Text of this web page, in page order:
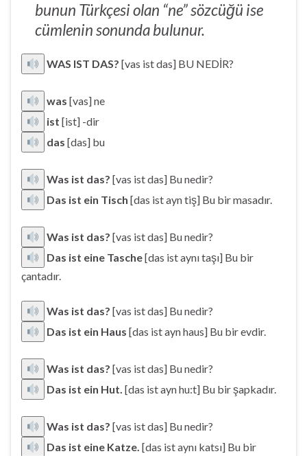
bunun Türkçesi olan “ne” sözcüğü ise
cümlenin sonunda bulunur.
WAS IST DAS? [vas ist das] BU NEDİR?
was [vas] ne
ist [ist] -dir
das [das] bu
Was ist das? [vas ist das] Bu nedir?
Das ist ein Tisch [das ist ayn tiş] Bu bir masadır.
Was ist das? [vas ist das] Bu nedir?
Das ist eine Tasche[das ist aynı taşı] Bu bir
çantadır.
Was ist das? [vas ist das] Bu nedir?
Das ist ein Haus [das ist ayn haus] Bu bir evdir.
Was ist das? [vas ist das] Bu nedir?
Das ist ein Hut. [das ist ayn hu:t] Bu bir şapkadır.
Was ist das? [vas ist das] Bu nedir?
Das ist eine Katze. [das ist aynı katsı] Bu bir